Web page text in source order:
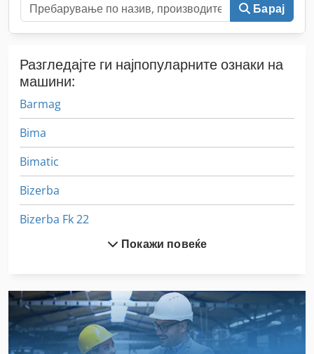
Барај
Разгледајте ги најпопуларните ознаки на
машини:
Barmag
Bima
Bimatic
Bizerba
Bizerba Fk 22
Bmg
Bumex
Покажи повеќе